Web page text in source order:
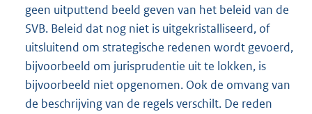
geen uitputtend beeld geven van het beleid van de
SVB. Beleid dat nog niet is uitgekristalliseerd, of
uitsluitend om strategische redenen wordt gevoerd,
bijvoorbeeld om jurisprudentie uit te lokken, is
bijvoorbeeld niet opgenomen. Ook de omvang van
de beschrijving van de regels verschilt. De reden